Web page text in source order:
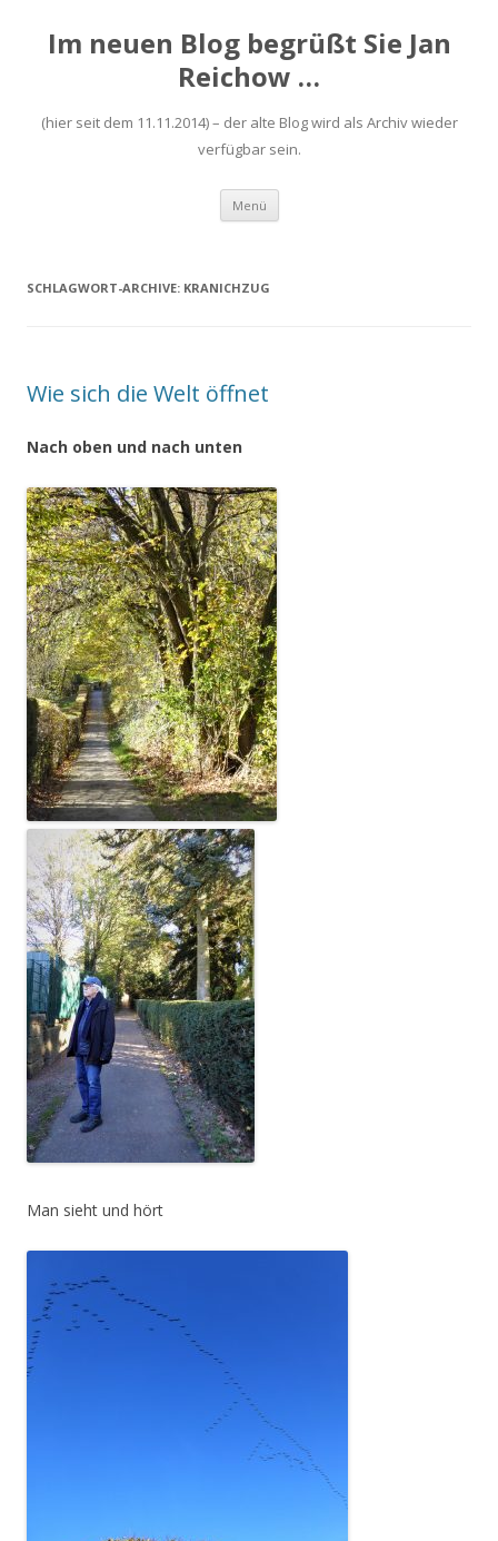
Im neuen Blog begrüßt Sie Jan
Reichow …
(hier seit dem 11.11.2014) – der alte Blog wird als Archiv wieder
verfügbar sein.
Menü Zum
springen
SCHLAGWORT-ARCHIVE: KRANICHZUG
Wie sich die Welt öffnet
Nach oben und nach unten
Man sieht und hört